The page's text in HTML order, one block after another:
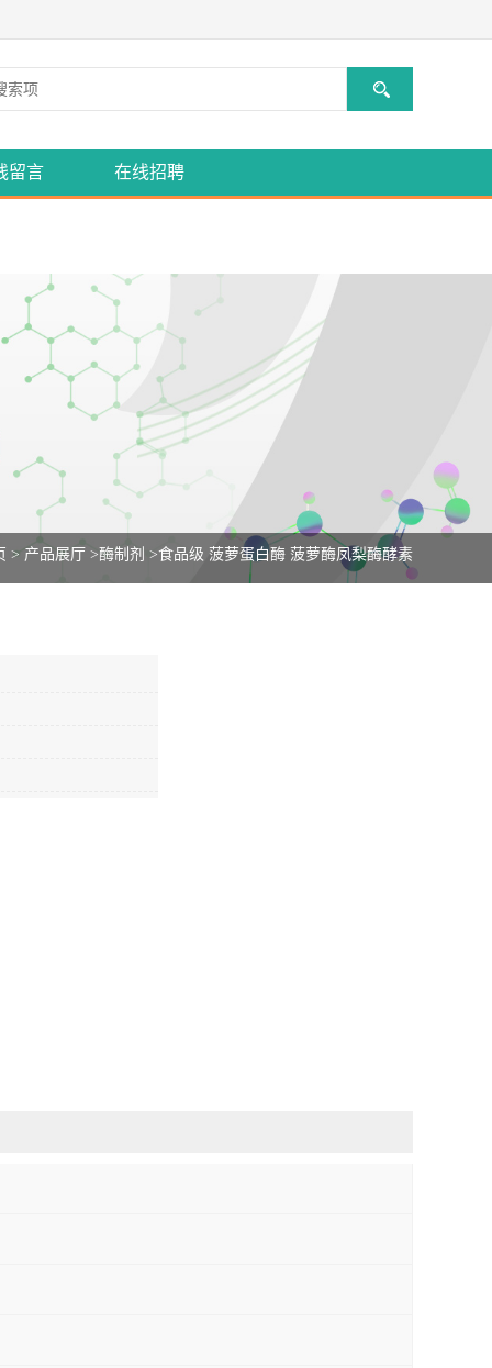
留言 在线招聘
> 产品展厅 >酶制剂 >食品级 菠萝蛋白酶 菠萝酶凤梨酶酵素